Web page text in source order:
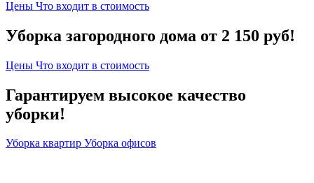
Цены Что входит в стоимость
Уборка загородного дома от 2 150 руб!
Цены Что входит в стоимость
Гарантируем высокое качество
уборки!
Уборка квартир Уборка офисов